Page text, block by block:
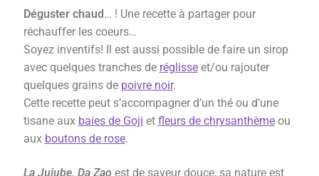
Déguster chaud … ! Une recette à partager pour
réchauffer les coeurs…
Soyez inventifs! Il est aussi possible de faire un sirop
avec quelques tranches de réglisseet/ou rajouter
quelques grains de poivre noir.
Cetterecette peut s’accompagner d’un thé ou d’une
tisane aux baies de Goji et fleurs de chrysanthèmeou
aux boutons de rose.
La Jujube, Da Zao est de saveur douce, sa nature est